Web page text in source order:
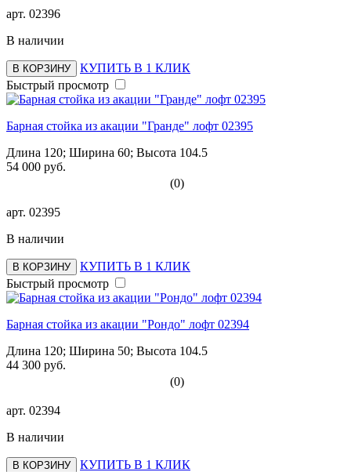
арт. 02396
В наличии
В КОРЗИНУ
КУПИТЬ В 1 КЛИК
Быстрый просмотр
Барная стойка из акации "Гранде" лофт 02395
Длина 120; Ширина 60; Высота 104.5
54 000 руб.
(0)
арт. 02395
В наличии
В КОРЗИНУ
КУПИТЬ В 1 КЛИК
Быстрый просмотр
Барная стойка из акации "Рондо" лофт 02394
Длина 120; Ширина 50; Высота 104.5
44 300 руб.
(0)
арт. 02394
В наличии
В КОРЗИНУ
КУПИТЬ В 1 КЛИК